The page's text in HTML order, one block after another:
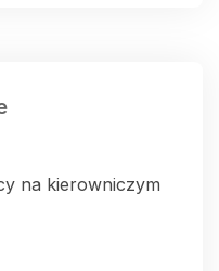
na kierowniczym